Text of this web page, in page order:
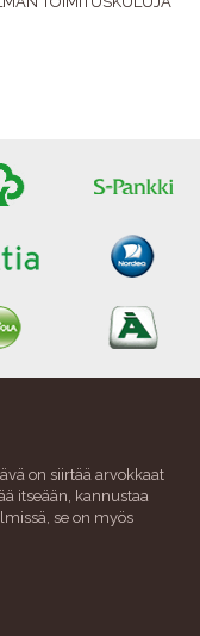
on siirtää arvokkaat
itseään, kannustaa
se on myös